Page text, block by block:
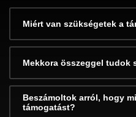
Miért van szükségetek a
Mekkora összeggel tudok
Beszámoltok arról, hogy
támogatást?